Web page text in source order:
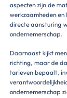
aspecten zijn de
werkzaamheden en
directe aansturing
ondernemerschap.
Daarnaast kijkt
richting, maar de
tarieven bepaalt,
ondernemerschap